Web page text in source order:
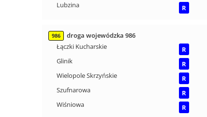
Lubzina
R
986
droga wojewódzka 986
Łączki Kucharskie
R
Glinik
R
Wielopole Skrzyńskie
R
Szufnarowa
R
Wiśniowa
R